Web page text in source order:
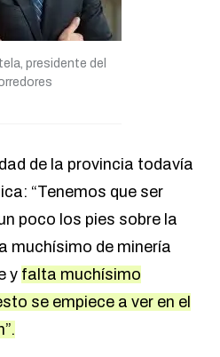
presidente del
de la provincia todavía
“Tenemos que ser
poco los pies sobre la
muchísimo de minería
y falta muchísimo
se empiece a ver en el